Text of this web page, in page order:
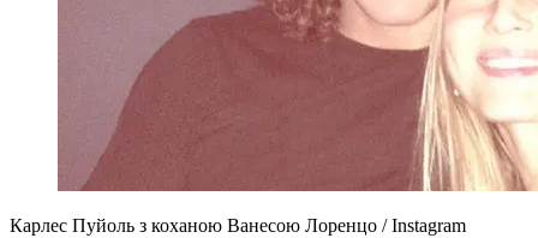
Карлес Пуйоль з коханою Ванесою Лоренцо / Instagram